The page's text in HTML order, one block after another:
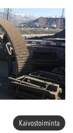
Kaivostoiminta